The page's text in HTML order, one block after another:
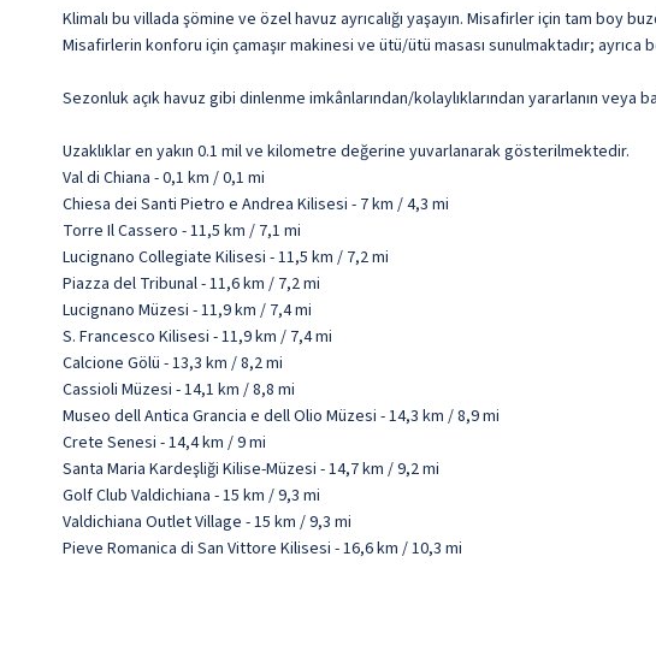
Klimalı bu villada şömine ve özel havuz ayrıcalığı yaşayın. Misafirler için tam
Misafirlerin konforu için çamaşır makinesi ve ütü/ütü masası sunulmaktadır;
Sezonluk açık havuz gibi dinlenme imkânlarından/kolaylıklarından yararlanın veya
Uzaklıklar en yakın 0.1 mil ve kilometre değerine yuvarlanarak gösterilmektedir.
Val di Chiana - 0,1 km / 0,1 mi
Chiesa dei Santi Pietro e Andrea Kilisesi - 7 km / 4,3 mi
Torre Il Cassero - 11,5 km / 7,1 mi
Lucignano Collegiate Kilisesi - 11,5 km / 7,2 mi
Piazza del Tribunal - 11,6 km / 7,2 mi
Lucignano Müzesi - 11,9 km / 7,4 mi
S. Francesco Kilisesi - 11,9 km / 7,4 mi
Calcione Gölü - 13,3 km / 8,2 mi
Cassioli Müzesi - 14,1 km / 8,8 mi
Museo dell Antica Grancia e dell Olio Müzesi - 14,3 km / 8,9 mi
Crete Senesi - 14,4 km / 9 mi
Santa Maria Kardeşliği Kilise-Müzesi - 14,7 km / 9,2 mi
Golf Club Valdichiana - 15 km / 9,3 mi
Valdichiana Outlet Village - 15 km / 9,3 mi
Pieve Romanica di San Vittore Kilisesi - 16,6 km / 10,3 mi